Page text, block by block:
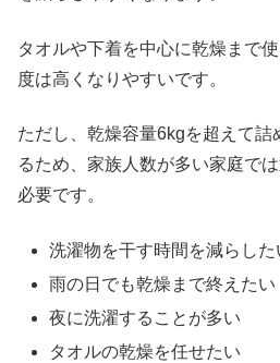
タオルや下着を中心に乾燥まで
度は高くなりやすいです。
ただし、乾燥容量6kgを超えて詰
るため、家族人数が多い家庭で
必要です。
洗濯物を干す時間を減らした
雨の日でも乾燥まで終えたい
夜に洗濯することが多い
タオルの乾燥を任せたい